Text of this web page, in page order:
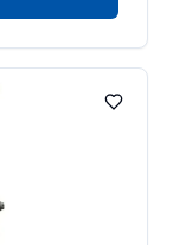
Lägg till